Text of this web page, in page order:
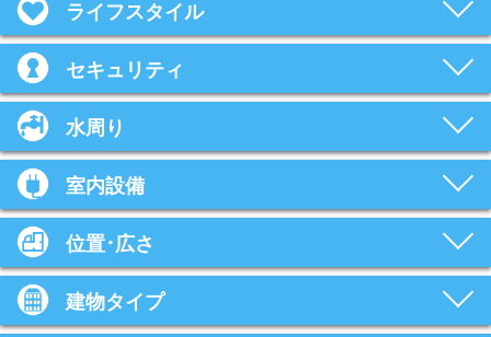
ライフスタイル
セキュリティ
水周り
室内設備
位置･広さ
建物タイプ